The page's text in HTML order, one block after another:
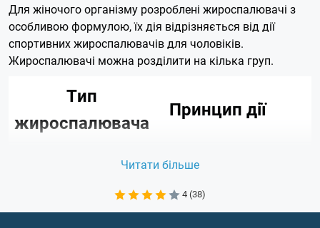
Для жіночого організму розроблені жироспалювачі з
особливою формулою, їх дія відрізняється від дії
спортивних жироспалювачів для чоловіків.
Жироспалювачі можна розділити на кілька груп.
Тип
жироспалювача
Принцип дії
стимулюють
Читати більше
4 (38)